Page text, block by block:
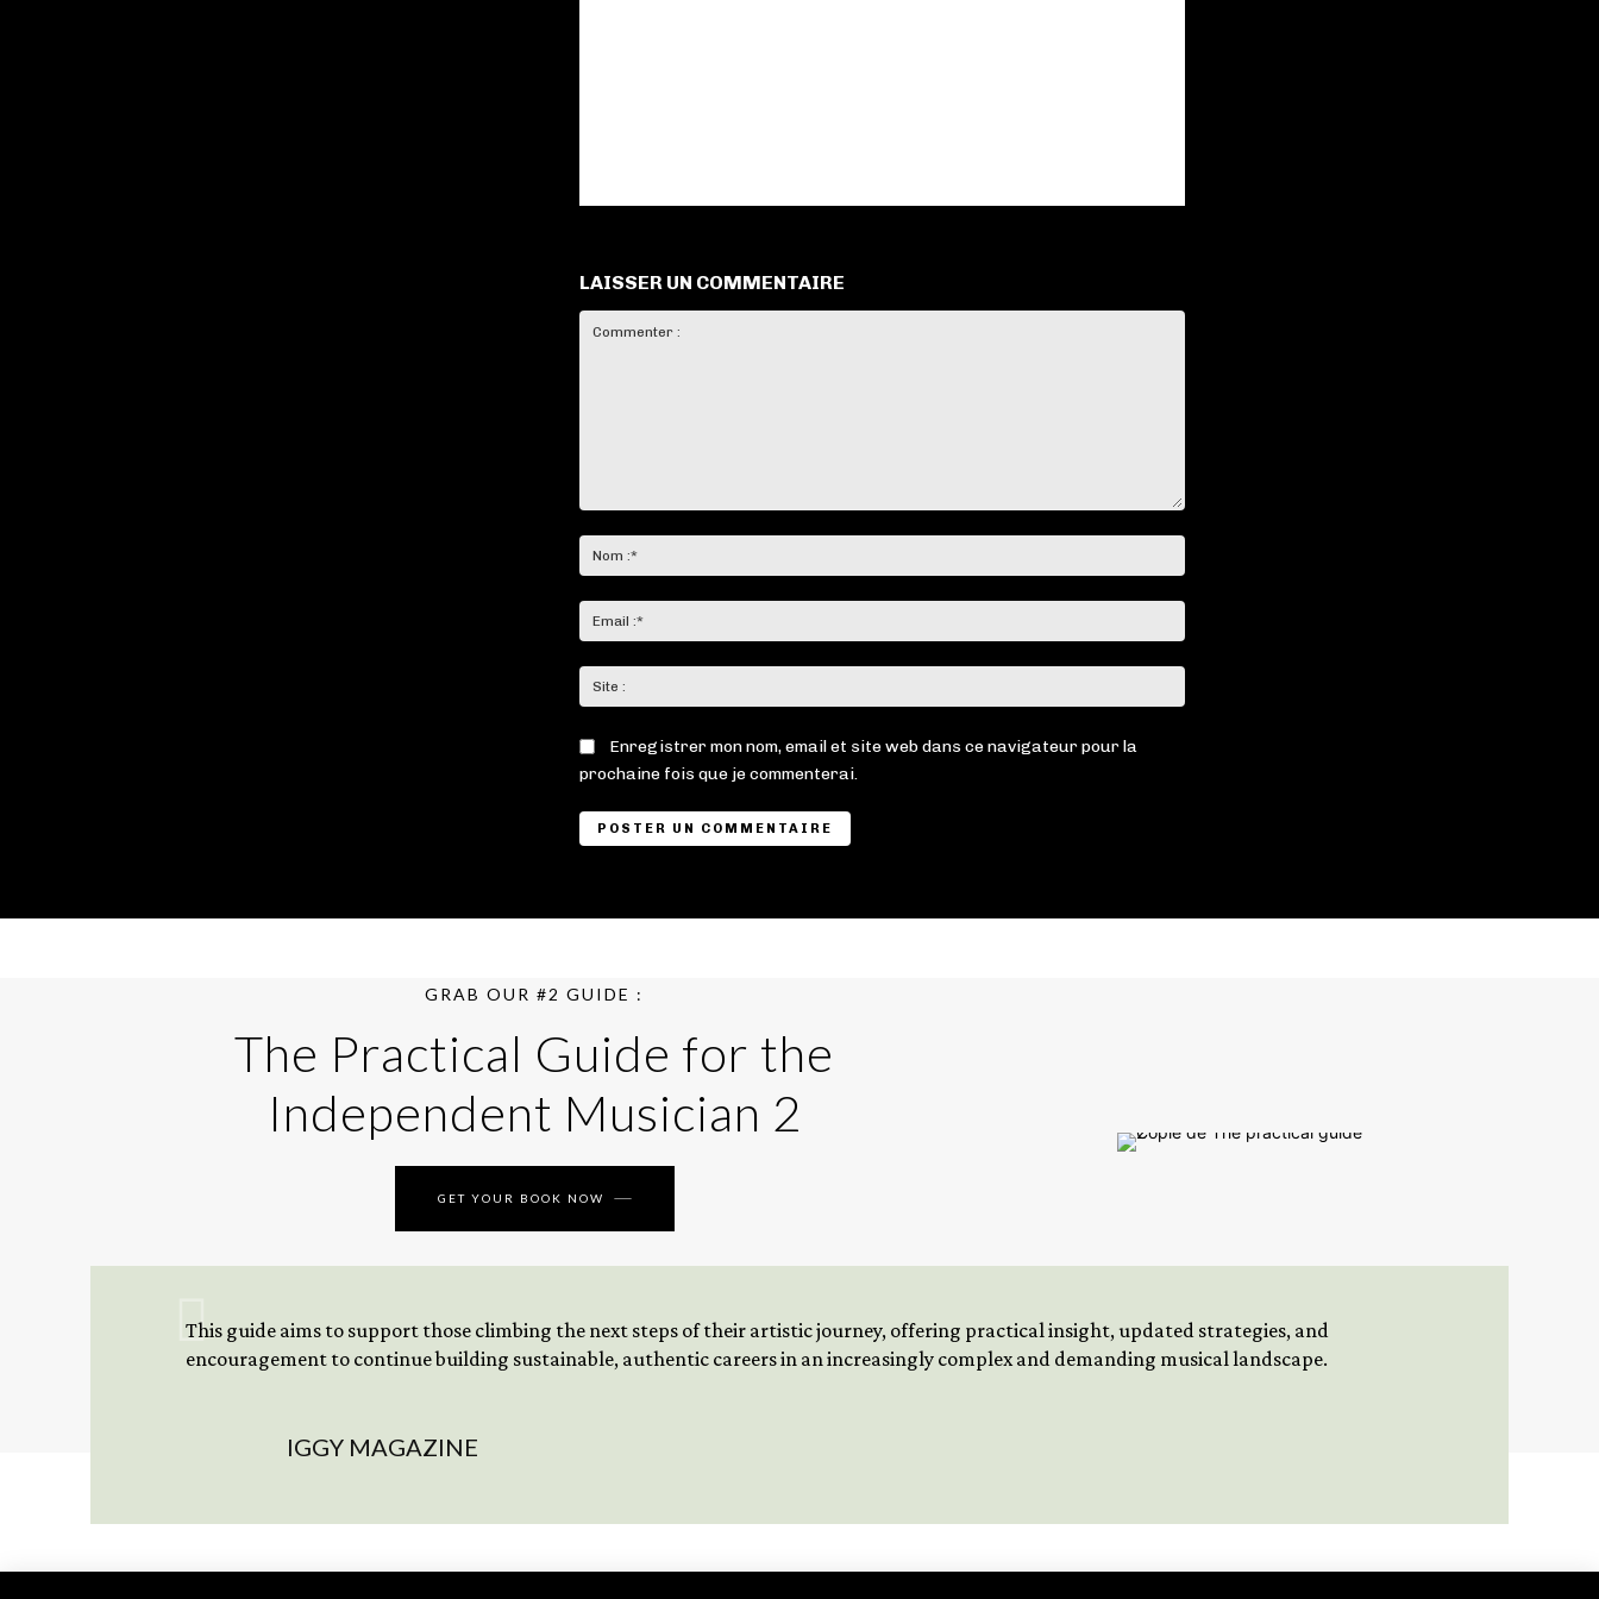
LAISSER UN COMMENTAIRE
:*
:*
:
Enregistrer mon nom, email et site web dans ce navigateur pour la
prochaine fois que je commenterai.
GRAB OUR #2 GUIDE :
The Practical Guide for the
Independent Musician 2
GET YOUR BOOK NOW
This guide aims to support those climbing the next steps of their artistic journey, offering practical insight, updated strategies, and
encouragement to continue building sustainable, authentic careers in an increasingly complex and demanding musical landscape.
IGGY MAGAZINE